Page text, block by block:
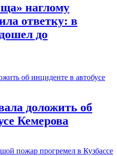
наглому
ответку: в
до
доложить об
Кемерова